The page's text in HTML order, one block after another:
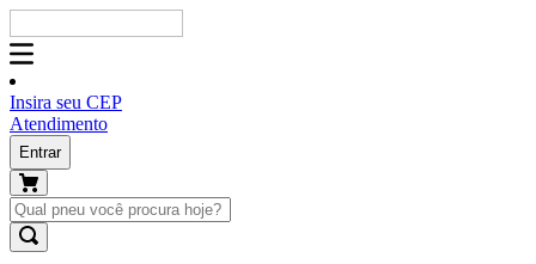
Insira seu CEP
Atendimento
Entrar